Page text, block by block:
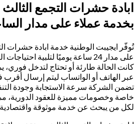
ابادة حشرات التجمع
بخدمة عملاء على مدار
تُوفّر ايجيبت الوطنية خدمة ابادة حشرات
على مدار 24 ساعة يوميًا لتلبية
كانت الحالة طارئة أو تحتاج لتدخل
عبر الهاتف أو الواتساب ليتم إرسال
تضمن الشركة سرعة الاستجابة وجودة
خاصة وخصومات مميزة للعقود الدورية،
لكل من يبحث عن خدمة موثوقة